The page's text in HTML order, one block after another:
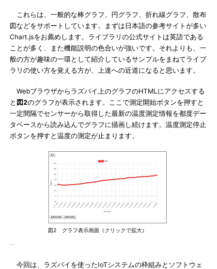
これらは、一般的な棒グラフ、円グラフ、折れ線グラフ、散布
図などをサポートしています。まずは日本語の参考サイトが多い
Chart.jsをお薦めします。ライブラリの公式サイトは英語である
ことが多く、また機能説明の色合いが強いです。それよりも、一
般の方が趣味の一環として紹介しているサンプルをまねてライブ
ラリの使い方を覚える方が、上達への近道になると思います。
Webブラウザからラズパイ上のグラフのHTMLにアクセスする
と 図2のグラフが表示されます。ここで測定開始ボタンを押すと
一定間隔でセンサーから取得した最新の温度測定情報を都度デー
タベースから読み込んでグラフに描画し続けます。温度測定停止
ボタンを押すと温度の測定が止まります。
図2 グラフ表示画面（クリックで拡大）
今回は、ラズパイを使ったIoTシステムの枠組みとソフトウェ